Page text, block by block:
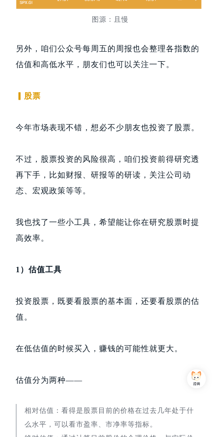
图源：且慢
另外，咱们公众号每周五的周报也会整理各指数的
估值和高低水平，朋友们也可以关注一下。
▎股票
今年市场表现不错，想必不少朋友也投资了股票。
不过，股票投资的风险很高，咱们投资前得研究透
再下手，比如财报、研报等的研读，关注公司动
态、宏观政策等等。
我也找了一些小工具，希望能让你在研究股票时提
高效率。
1）估值工具
投资股票，既要看股票的基本面，还要看股票的估
值。
在低估值的时候买入，赚钱的可能性就更大。
估值分为两种——
相对估值：看得是股票目前的价格在过去几年处于什
么水平，可以看市盈率、市净率等指标。